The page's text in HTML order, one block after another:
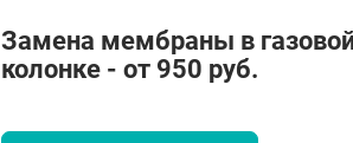
Замена мембраны в
колонке - от 950 руб.